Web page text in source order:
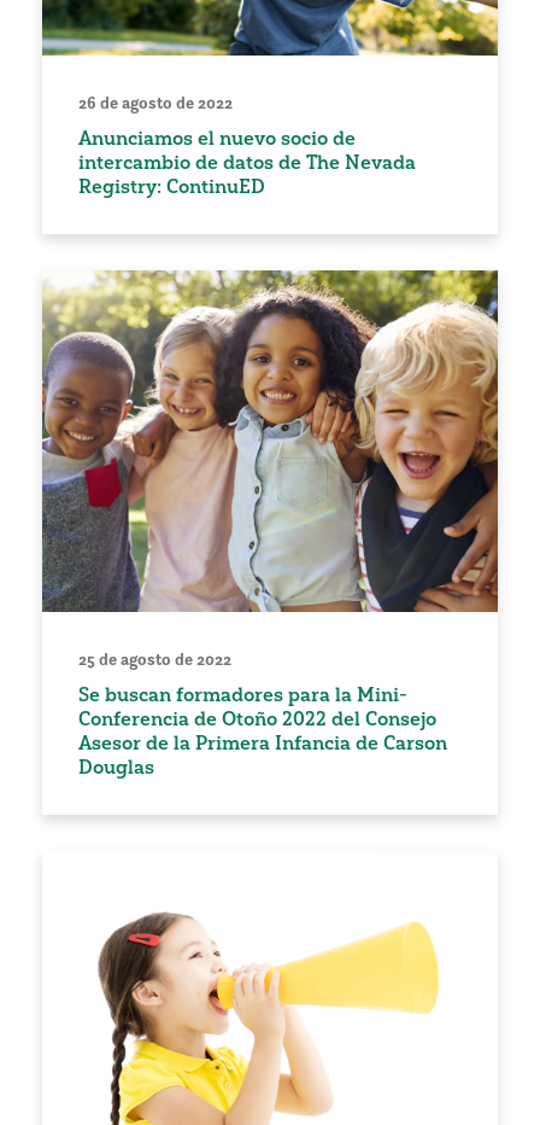
26 de agosto de 2022
Anunciamos el nuevo socio de
intercambio de datos de The Nevada
Registry: ContinuED
25 de agosto de 2022
Se buscan formadores para la Mini-
Conferencia de Otoño 2022 del Consejo
Asesor de la Primera Infancia de Carson
Douglas